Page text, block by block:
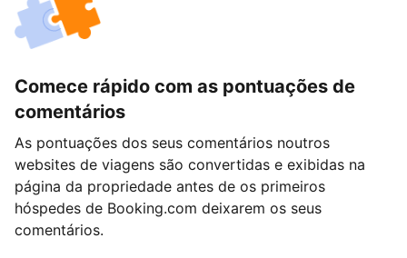
Comece rápido com as pontuações de
comentários
As pontuações dos seus comentários noutros
websites de viagens são convertidas e exibidas na
página da propriedade antes de os primeiros
hóspedes de Booking.com deixarem os seus
comentários.